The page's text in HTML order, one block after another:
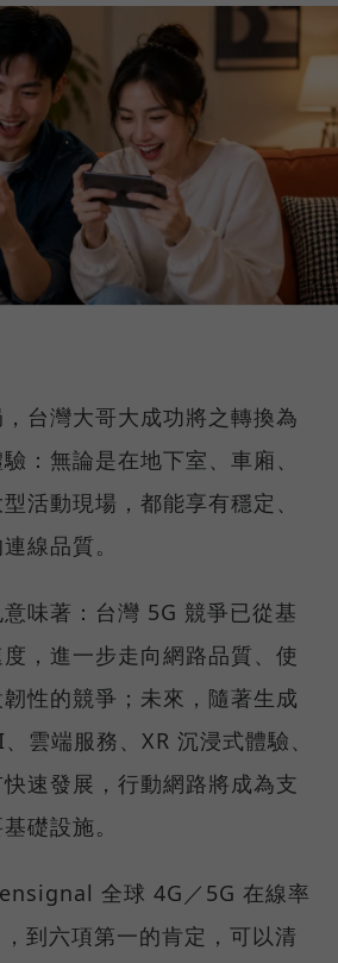
台灣大哥大成功將之轉換為
：無論是在地下室、車廂、
活動現場，都能享有穩定、
線品質。
味著：台灣 5G 競爭已從基
，進一步走向網路品質、使
性的競爭；未來，隨著生成
雲端服務、XR 沉浸式體驗、
速發展，行動網路將成為支
礎設施。
全球 4G／5G 在線率
到六項第一的肯定，可以清